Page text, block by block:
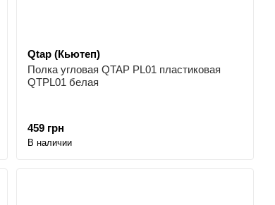
Qtap (Кьютеп)
Полка угловая QTAP PL01 пластиковая
QTPL01 белая
459 грн
В наличии